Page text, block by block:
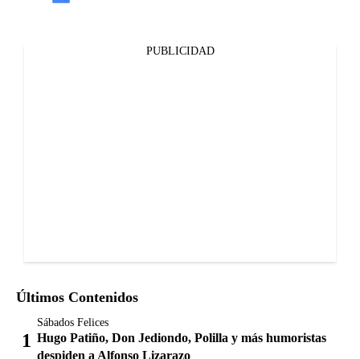
PUBLICIDAD
Últimos Contenidos
Sábados Felices
Hugo Patiño, Don Jediondo, Polilla y más humoristas
despiden a Alfonso Lizarazo